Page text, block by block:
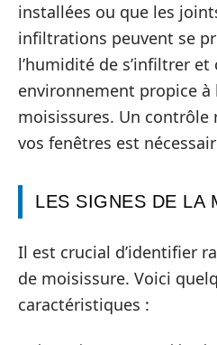
installées ou que les
infiltrations peuvent se
l’humidité de s’infiltrer et
environnement propice
moisissures. Un contrôle
vos fenêtres est
LES SIGNES DE LA
Il est crucial d’identifier
de moisissure. Voici
caractéristiques :